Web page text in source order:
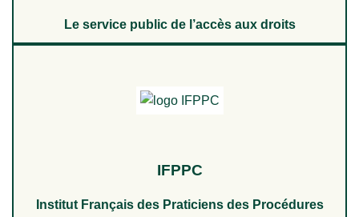
Le service public de l’accès aux droits
IFPPC
Institut Français des Praticiens des Procédures